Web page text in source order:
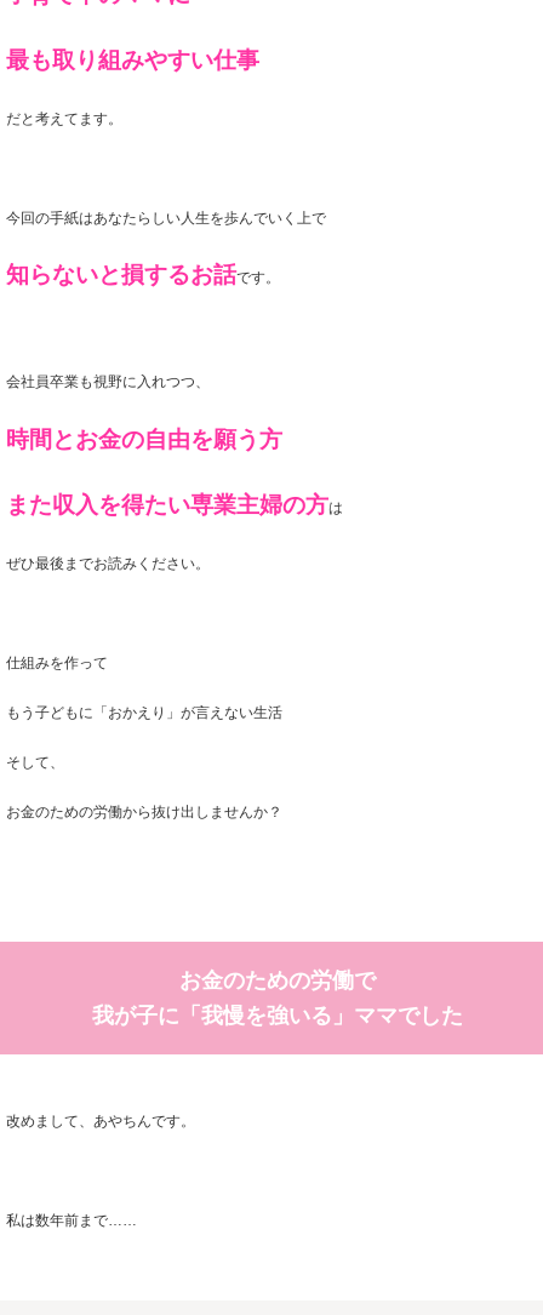
最も取り組みやすい仕事
だと考えてます。
今回の手紙はあなたらしい人生を歩んでいく上で
知らないと損するお話です。
会社員卒業も視野に入れつつ、
時間とお金の自由を願う方
また収入を得たい専業主婦の方は
ぜひ最後までお読みください。
仕組みを作って
もう子どもに「おかえり」が言えない生活
そして、
お金のための労働から抜け出しませんか？
お金のための労働で
我が子に「我慢を強いる」ママでした
改めまして、あやちんです。
私は数年前まで……